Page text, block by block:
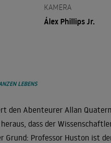
KAMERA
Álex Phillips Jr.
LEBENS
den Abenteurer Allan
dass der
Professor Huston ist